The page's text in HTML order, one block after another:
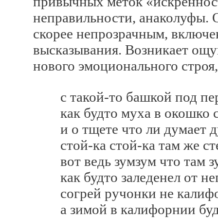
неправильности, анаколуфы.
скорее непрозрачным,
высказывания. Возникает
нового эмоционального
с такой-то башкой под
как будто муха в окошко
и о тщете что ли думает
стой-ка стой-ка там же
вот ведь зумзум что там
как будто заледенел от
согрей ручонки не
а зимой в калифорнии